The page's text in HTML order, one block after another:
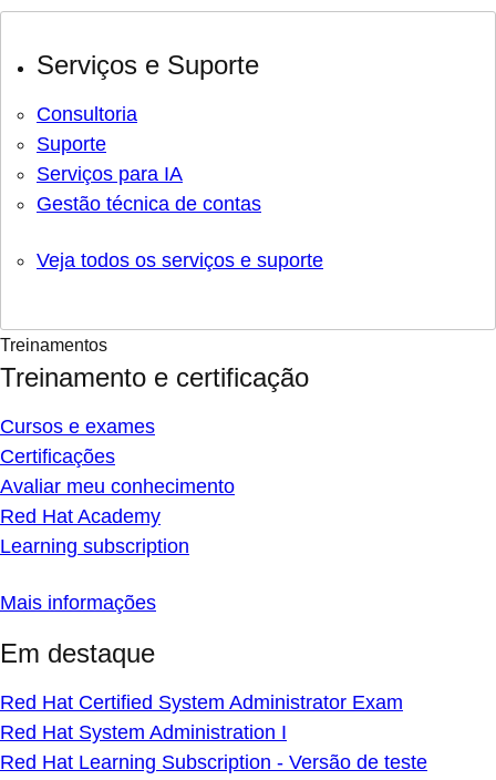
Serviços e Suporte
Consultoria
Suporte
Serviços para IA
Gestão técnica de contas
Veja todos os serviços e suporte
Treinamentos
Treinamento e certificação
Cursos e exames
Certificações
Avaliar meu conhecimento
Red Hat Academy
Learning subscription
Mais informações
Em destaque
Red Hat Certified System Administrator Exam
Red Hat System Administration I
Red Hat Learning Subscription - Versão de teste